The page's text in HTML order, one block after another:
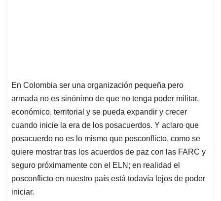
En Colombia ser una organización pequeña pero
armada no es sinónimo de que no tenga poder militar,
económico, territorial y se pueda expandir y crecer
cuando inicie la era de los posacuerdos. Y aclaro que
posacuerdo no es lo mismo que posconflicto, como se
quiere mostrar tras los acuerdos de paz con las FARC y
seguro próximamente con el ELN; en realidad el
posconflicto en nuestro país está todavía lejos de poder
iniciar.